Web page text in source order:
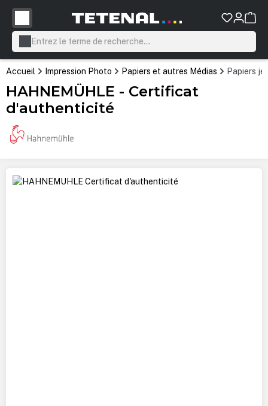
principal
Accueil Impression Photo Papiers et autres Médias Papiers
HAHNEMÜHLE - Certificat
d'authenticité
Ignorer la galerie d'images